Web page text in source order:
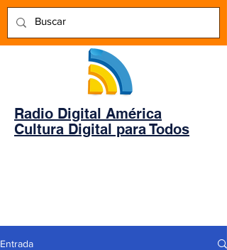
Radio Digital América
Cultura Digital para Todos
Entrada